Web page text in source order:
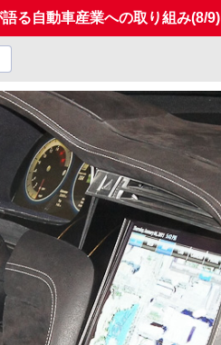
る自動車産業への取り組み(8/9)